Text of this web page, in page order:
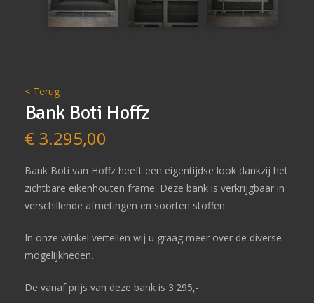
< Terug
Bank Boti Hoffz
€3.295,00
Bank Boti van Hoffz heeft een eigentijdse look dankzij het
zichtbare eikenhouten frame. Deze bank is verkrijgbaar in
verschillende afmetingen en soorten stoffen.
In onze winkel vertellen wij u graag meer over de diverse
mogelijkheden.
De vanaf prijs van deze bank is 3.295,-